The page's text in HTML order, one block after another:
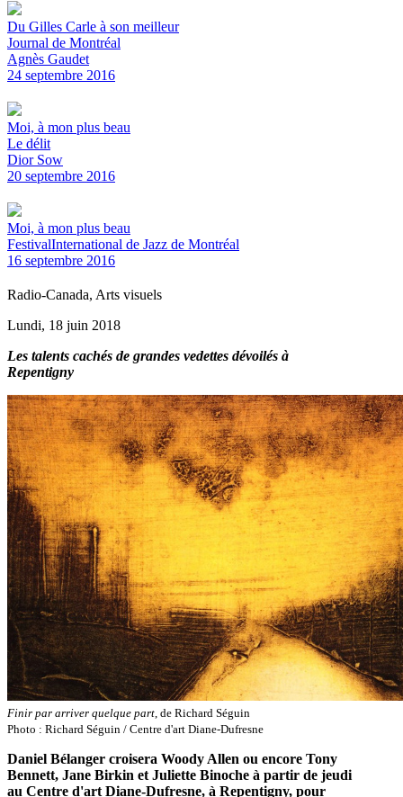
Du Gilles Carle à son meilleur
Journal de Montréal
Agnès Gaudet
24 septembre 2016
Moi, à mon plus beau
Le délit
Dior Sow
20 septembre 2016
Moi, à mon plus beau
FestivalInternational de Jazz de Montréal
16 septembre 2016
Radio-Canada, Arts visuels
Lundi, 18 juin 2018
Les talents cachés de grandes vedettes dévoilés à
Repentigny
Finir par arriver quelque part , de Richard Séguin
Photo : Richard Séguin / Centre d'art Diane-Dufresne
Daniel Bélanger croisera Woody Allen ou encore Tony
Bennett, Jane Birkin et Juliette Binoche à partir de jeudi
au Centre d'art Diane-Dufresne, à Repentigny, pour